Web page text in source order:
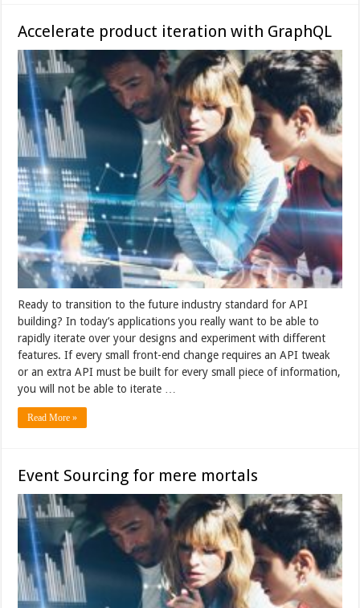
Accelerate product iteration with GraphQL
Ready to transition to the future industry standard for API
building? In today’s applications you really want to be able to
rapidly iterate over your designs and experiment with different
features. If every small front-end change requires an API tweak
or an extra API must be built for every small piece of information,
you will not be able to iterate …
Read More »
Event Sourcing for mere mortals